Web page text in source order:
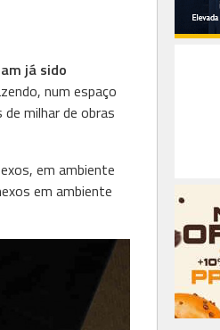
já sido
num espaço
milhar de obras
em ambiente
em ambiente